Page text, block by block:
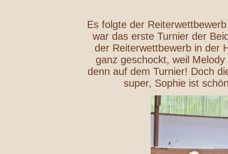
Es folgte der
war das erste Turnier der
der Reiterwettbewerb in der
ganz geschockt, weil
denn auf dem Turnier! Doch
super, Sophie ist